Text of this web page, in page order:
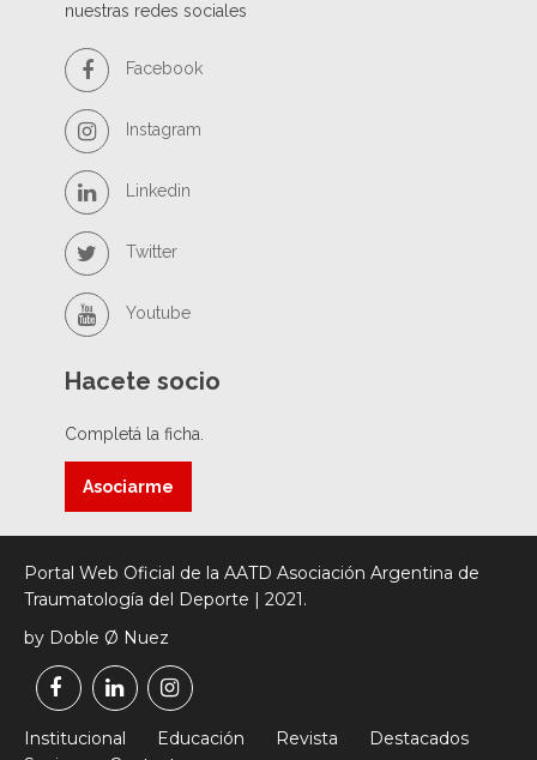
nuestras redes sociales
Facebook
Instagram
Linkedin
Twitter
Youtube
Hacete socio
Completá la ficha.
Asociarme
Portal Web Oficial de la AATD Asociación Argentina de
Traumatología del Deporte | 2021.
by Doble Ø Nuez
Institucional Educación Revista
Destacados